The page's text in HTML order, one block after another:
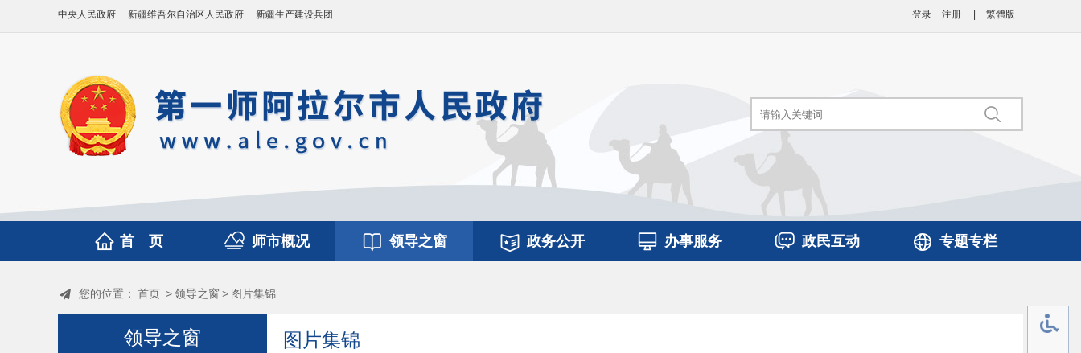
登录 注册 繁體版
中央人民政府 新疆维吾尔自治区人民政府 新疆生产建设兵团
首 页 师市概况 领导之窗 政务公开 办事服务 政民互动 专题专栏
您的位置： 首页 >领导之窗 > 图片集锦
领导之窗 图片集锦